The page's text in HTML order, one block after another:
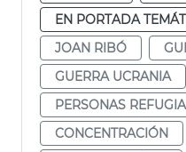
EN PORTADA
JOAN RIBÓ
GUERRA UCRANIA
PERSONAS
CONCENTRACIÓN